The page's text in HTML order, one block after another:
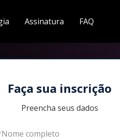
Assinatura FAQ
Faça sua inscrição
Preencha seus dados